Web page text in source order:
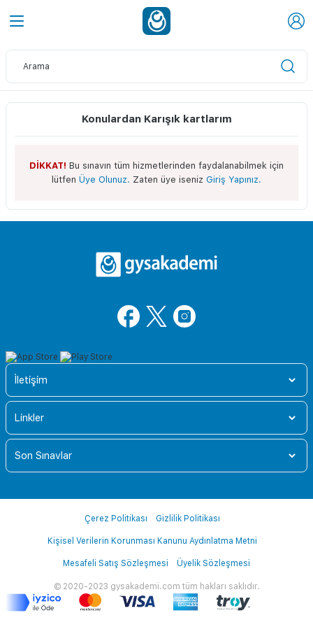
Konulardan Karışık kartlarım
DİKKAT! Bu sınavın tüm hizmetlerinden faydalanabilmek için
lütfen Üye Olunuz. Zaten üye iseniz Giriş Yapınız.
İletişim
Linkler
Son Sınavlar
© 2020-2023 gysakademi.com tüm hakları saklıdır.
Çerez Politikası Gizlilik Politikası
Kişisel Verilerin Korunması Kanunu Aydınlatma Metni
Mesafeli Satış Sözleşmesi Üyelik Sözleşmesi